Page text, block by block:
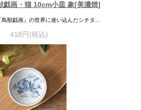
戯画・猫 10cm小皿 象[美濃焼]
獣戯画』の世界に迷い込んだシチタ…
418円(税込)